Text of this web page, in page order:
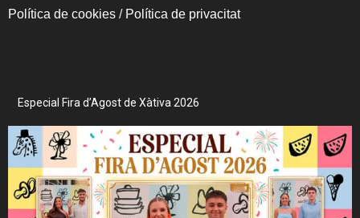
Política de cookies / Política de privacitat
Especial Fira d’Agost de Xàtiva 2026